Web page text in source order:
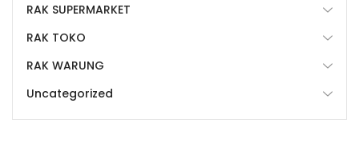
RAK SUPERMARKET
RAK TOKO
RAK WARUNG
Uncategorized